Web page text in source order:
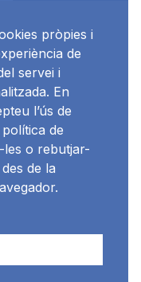
pròpies i
de
servei i
En
l’ús de
de
les o rebutjar-
de la